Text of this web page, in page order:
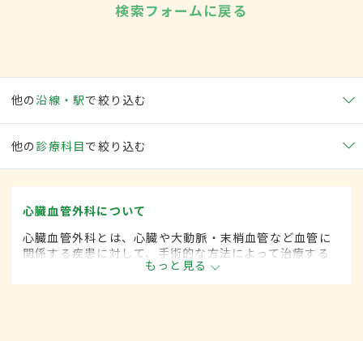
検索フォームに戻る
他の沿線・駅で絞り込む
他の 診療科目で絞り込む
心臓血管外科について
心臓血管外科とは、心臓や大動脈・末梢血管など血管に
関係する疾患に対して、手術的な方法によって治療する
外科の一領域で、血管系をより専門としています。
もっと見る